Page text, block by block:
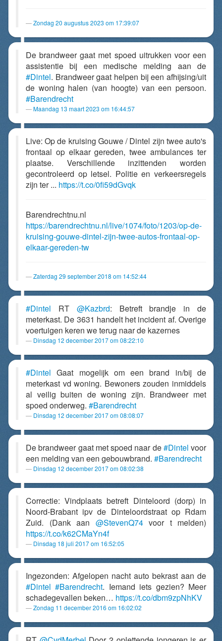
Zondag 20 augustus 2023 om 17:39:07
De brandweer gaat met spoed uitrukken voor een
assistentie bij een medische melding aan de
#Dintel. Brandweer gaat helpen bij een afhijsing/uit
de woning halen (van hoogte) van een persoon.
#Barendrecht
Maandag 13 maart 2023 om 16:44:57
Live: Op de kruising Gouwe / Dintel zijn twee auto's
frontaal op elkaar gereden, twee ambulances ter
plaatse. Verschillende inzittenden worden
gecontroleerd op letsel. Politie en verkeersregels
zijn ter ... https://t.co/0fi59dGvqk
Barendrechtnu.nl
https://barendrechtnu.nl/live/1074/foto/1203/op-de-
kruising-gouwe-dintel-zijn-twee-autos-frontaal-op-
elkaar-gereden-tw
Zaterdag 29 september 2018 om 14:52:44
#Dintel RT @Kazbrd: Betreft brandje in de
meterkast. De 3631 handelt het incident af. Overige
voertuigen keren we terug naar de kazernes
Dinsdag 12 december 2017 om 08:22:10
#Dintel Gaat mogelijk om een brand in/bij de
meterkast vd woning. Bewoners zouden inmiddels
al veilig buiten de woning zijn. Brandweer met
spoed onderweg. #Barendrecht
Dinsdag 12 december 2017 om 08:08:07
De brandweer gaat met spoed naar de#Dintel voor
een melding van een gebouwbrand. #Barendrecht
Dinsdag 12 december 2017 om 08:02:38
Correctie: Vindplaats betreft Dinteloord (dorp) in
Noord-Brabant ipv de Dinteloordstraat op Rdam
Zuid. (Dank aan @StevenQ74voor t melden)
https://t.co/k62CMaYn4f
Dinsdag 18 juli 2017 om 16:52:05
Ingezonden: Afgelopen nacht auto bekrast aan de
#Dintel #Barendrecht. Iemand iets gezien? Meer
schadegevallen beken… https://t.co/dbm9zpNhKV
Zondag 11 december 2016 om 16:02:02